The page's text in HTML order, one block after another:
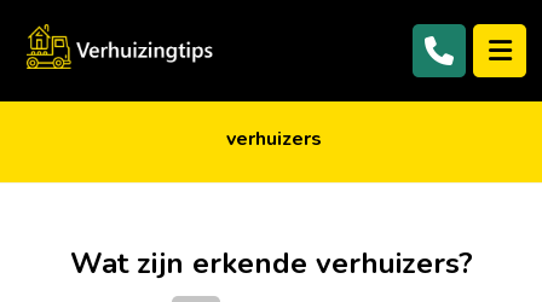
verhuizers
Wat zijn erkende verhuizers?